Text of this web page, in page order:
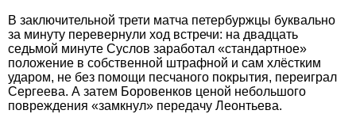
В заключительной трети матча петербуржцы буквально
за минуту перевернули ход встречи: на двадцать
седьмой минуте Суслов заработал «стандартное»
положение в собственной штрафной и сам хлёстким
ударом, не без помощи песчаного покрытия, переиграл
Сергеева. А затем Боровенков ценой небольшого
повреждения «замкнул» передачу Леонтьева.